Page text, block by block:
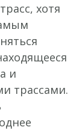
хотя
и
трассами.